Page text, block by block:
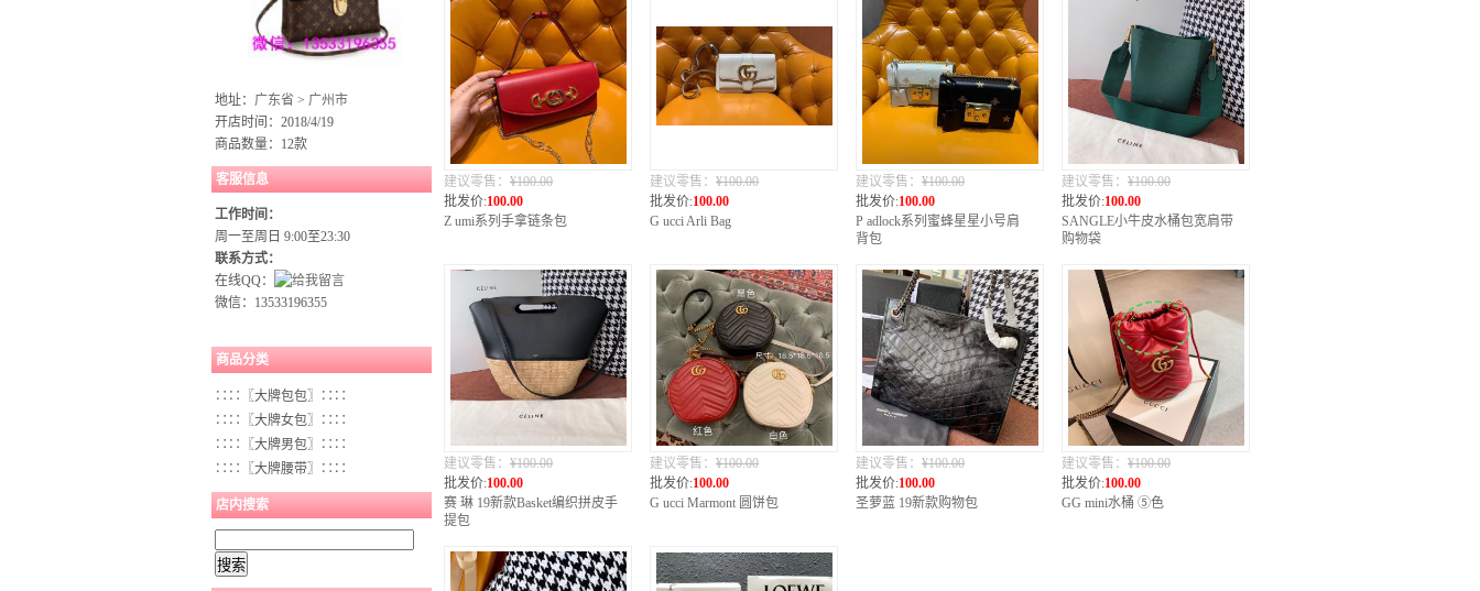
地址： 广东省 > 广州市
开店时间：2018/4/19
商品数量：12款
客服信息
工作时间：
周一至周日 9:00至23:30
联系方式：
在线QQ：
微信： 13533196355
商品分类
∷∷〖大牌包包〗∷∷
∷∷〖大牌女包〗∷∷
∷∷〖大牌男包〗∷∷
∷∷〖大牌腰带〗∷∷
店内搜索
建议零售： ¥100.00
批发价:100.00
Z umi系列手拿链条包
建议零售： ¥100.00
批发价:100.00
G ucci Arli Bag
建议零售： ¥100.00
批发价:100.00
P adlock系列蜜蜂星星小号肩
背包
建议零售： ¥100.00
批发价:100.00
SANGLE小牛皮水桶包宽肩带
购物袋
建议零售： ¥100.00
批发价:100.00
赛 琳 19新款Basket编织拼皮手
提包
建议零售： ¥100.00
批发价:100.00
G ucci Marmont 圆饼包
建议零售： ¥100.00
批发价:100.00
圣萝蓝 19新款购物包
建议零售： ¥100.00
批发价:100.00
GG mini水桶 ⑤色